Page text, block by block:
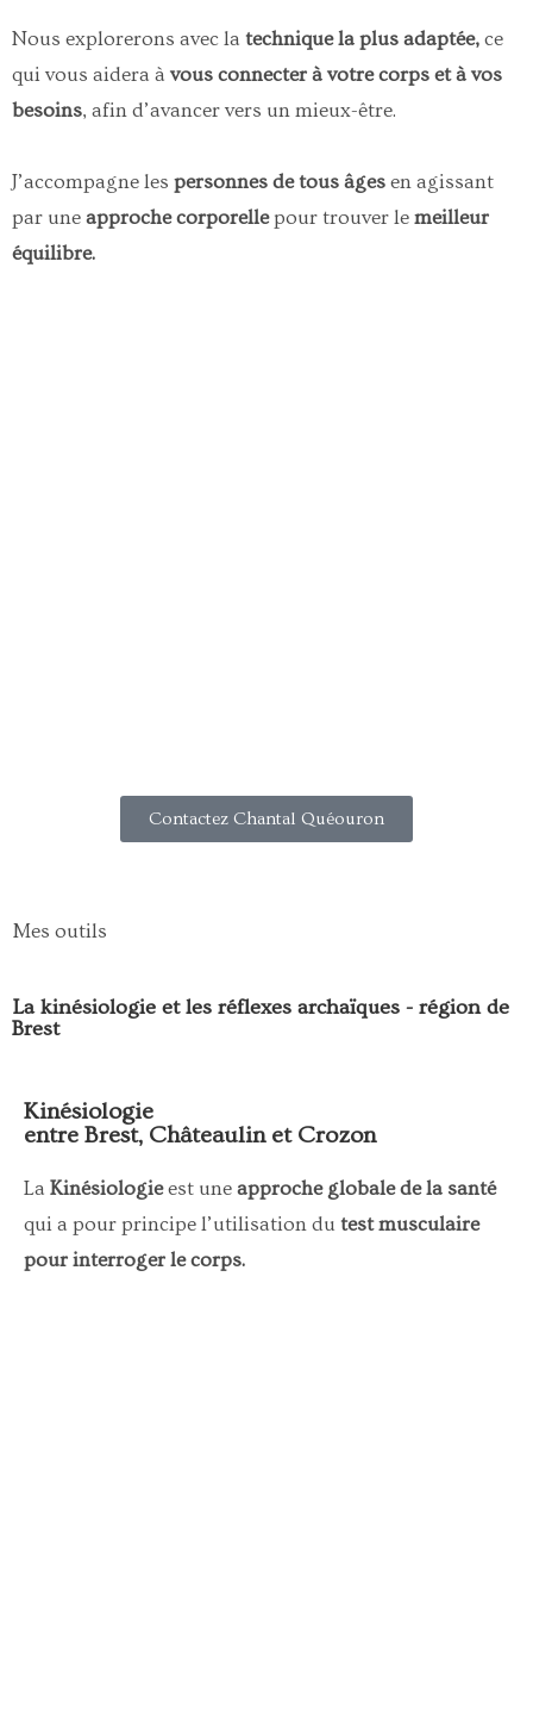
Nous explorerons avec la technique la plus adaptée, ce
qui vous aidera à vous connecter à votre corps et à vos
besoins, afin d’avancer vers un mieux-être.
J’accompagne les personnes de tous âges en agissant
par une approche corporellepour trouver le meilleur
équilibre.
Contactez Chantal Quéouron
Mes outils
La kinésiologie et les réflexes archaïques - région de
Brest
Kinésiologie
entre Brest, Châteaulin et Crozon
La Kinésiologieest une approche globale de la santé
qui a pour principe l’utilisation du test musculaire
pour interroger le corps.